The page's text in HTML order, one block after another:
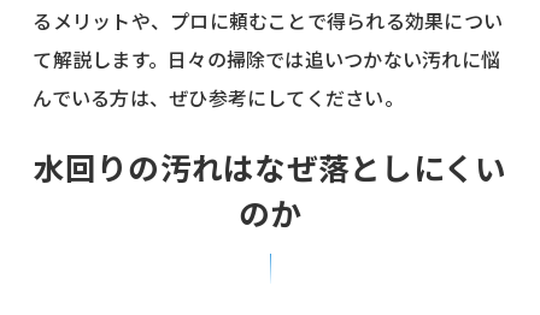
るメリットや、プロに頼むことで得られる効果につい
て解説します。日々の掃除では追いつかない汚れに悩
んでいる方は、ぜひ参考にしてください。
水回りの汚れはなぜ落としにくい
のか